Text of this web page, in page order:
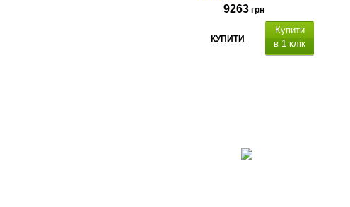
9263 грн
КУПИТИ
Купити
в 1 клік